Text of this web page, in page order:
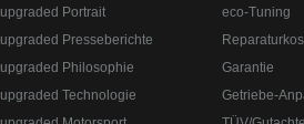
upgraded Automotive Group - das
Straße:Lange Straße 51 48529
upgraded Portrait
upgraded Presseberichte
upgraded Philosophie
upgraded Technologie
eco-Tuning
Garantie
Getriebe-